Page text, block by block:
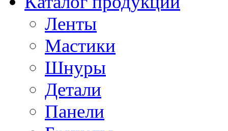
Ленты
Мастики
Шнуры
Детали
Панели